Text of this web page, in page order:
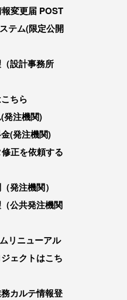
変更届 POST
テム(限定公開
設計事務所
ちら
発注機関)
(発注機関)
正を依頼する
発注機関）
公共発注機関
リニューアル
ェクトはこち
カルテ情報登